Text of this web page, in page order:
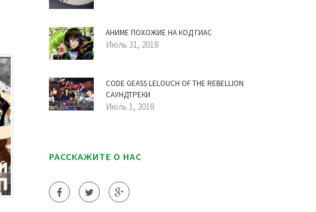
АНИМЕ ПОХОЖИЕ НА КОД ГИАС
Июль 31, 2018
CODE GEASS LELOUCH OF THE REBELLION
САУНДТРЕКИ
Июль 1, 2018
РАССКАЖИТЕ О НАС